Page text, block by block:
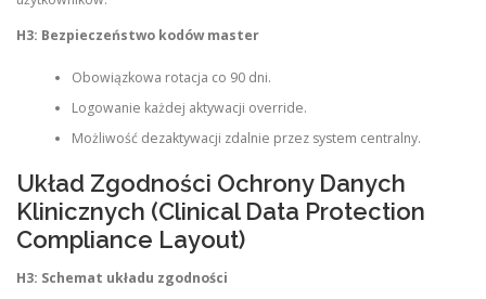
H3: Bezpieczeństwo kodów master
Obowiązkowa rotacja co 90 dni.
Logowanie każdej aktywacji override.
Możliwość dezaktywacji zdalnie przez system centralny.
Układ Zgodności Ochrony Danych
Klinicznych (Clinical Data Protection
Compliance Layout)
H3: Schemat układu zgodności